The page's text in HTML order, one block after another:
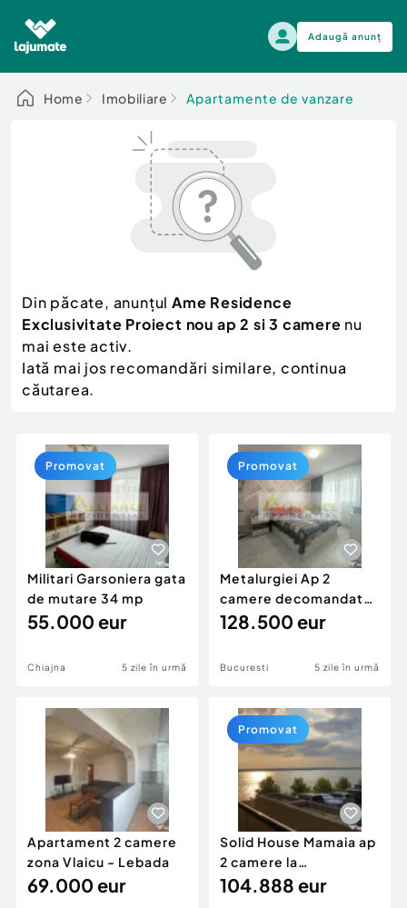
Adaugă anunț
Alege categoria
Auto, moto si ambarcatiuni
Electronice si electrocasnice
Mama si copilul
Moda si frumusete
Sport, timp liber, arta
Agro si Industrie
Animale de companie
Afaceri și echipamente profesionale
Inchiriere Bunuri si Vehicule
Auto, moto si ambarcatiuni
Scutere - ATV - UTV
Autoutilitare
Ambarcatiuni
Camioane - Rulote - Remorci
Motociclete
Piese auto si accesorii
Dacia Duster
Home Imobiliare Apartamente de vanzare
Din păcate, anunțul Ame Residence
Exclusivitate Proiect nou ap 2 si 3 camere nu
mai este activ.
Iată mai jos recomandări similare, continua
căutarea.
Militari Garsoniera gata
de mutare 34 mp
55.000 eur
Chiajna 5 zile în urmă
Promovat
Metalurgiei Ap 2
camere decomandat
mobilat utilat cu
128.500 eur
Bucuresti 5 zile în urmă
Promovat
Apartament 2 camere
zona Vlaicu - Lebada
69.000 eur
Solid House Mamaia ap
2 camere la
cheie,langa Mega
104.888 eur
Promovat